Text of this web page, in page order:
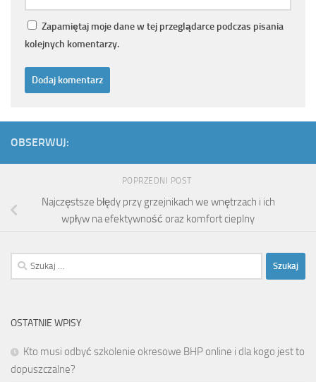
Zapamiętaj moje dane w tej przeglądarce podczas pisania
kolejnych komentarzy.
OBSERWUJ:
POPRZEDNI POST
Najczęstsze błędy przy grzejnikach we wnętrzach i ich
wpływ na efektywność oraz komfort cieplny
Szukaj:
OSTATNIE WPISY
Kto musi odbyć szkolenie okresowe BHP online i dla kogo jest to
dopuszczalne?